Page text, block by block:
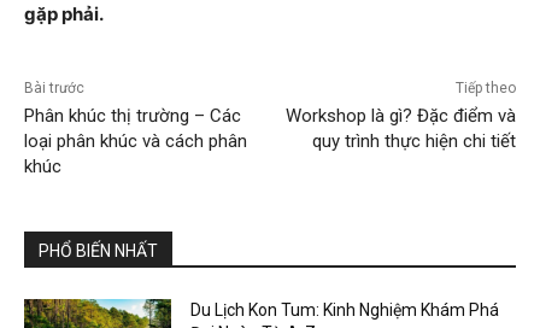
gặp phải.
Bài trước
Phân khúc thị trường – Các
loại phân khúc và cách phân
khúc
Tiếp theo
Workshop là gì? Đặc điểm và
quy trình thực hiện chi tiết
PHỔ BIẾN NHẤT
Du Lịch Kon Tum: Kinh Nghiệm Khám Phá